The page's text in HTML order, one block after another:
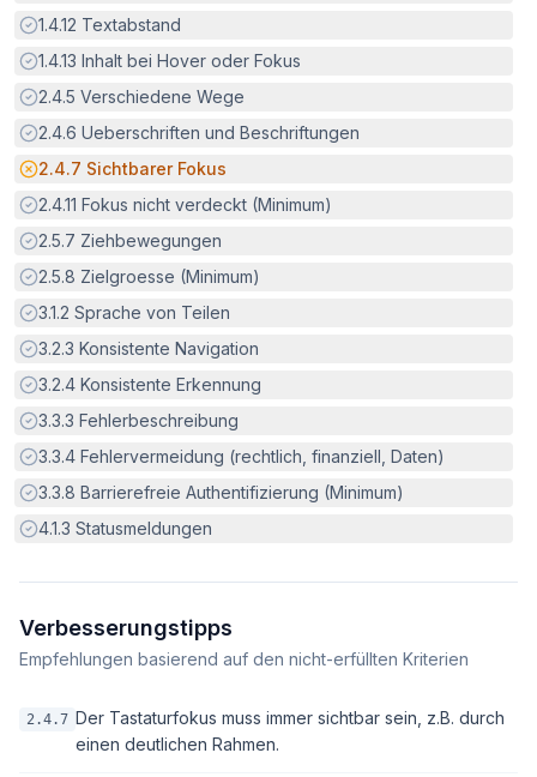
Erfüllt:
1.4.12 Textabstand
Erfüllt:
1.4.13 Inhalt bei Hover oder Fokus
Erfüllt:
2.4.5 Verschiedene Wege
Erfüllt:
2.4.6 Ueberschriften und Beschriftungen
Potenzielle Barriere:
2.4.7 Sichtbarer Fokus
Erfüllt:
2.4.11 Fokus nicht verdeckt (Minimum)
Erfüllt:
2.5.7 Ziehbewegungen
Erfüllt:
2.5.8 Zielgroesse (Minimum)
Erfüllt:
3.1.2 Sprache von Teilen
Erfüllt:
3.2.3 Konsistente Navigation
Erfüllt:
3.2.4 Konsistente Erkennung
Erfüllt:
3.3.3 Fehlerbeschreibung
Erfüllt:
3.3.4 Fehlervermeidung (rechtlich, finanziell, Daten)
Erfüllt:
3.3.8 Barrierefreie Authentifizierung (Minimum)
Erfüllt:
4.1.3 Statusmeldungen
Verbesserungstipps
Empfehlungen basierend auf den nicht-erfüllten Kriterien
2.4.7 Der Tastaturfokus muss immer sichtbar sein, z.B. durch
einen deutlichen Rahmen.